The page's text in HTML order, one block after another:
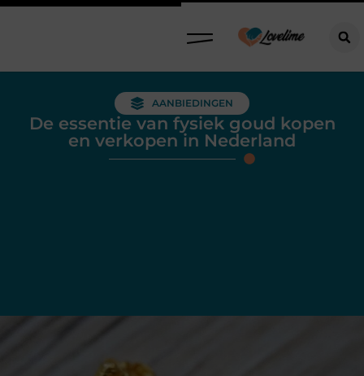
AANBIEDINGEN
De essentie van fysiek goud kopen
en verkopen in Nederland